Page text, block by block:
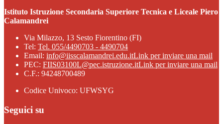
Istituto Istruzione Secondaria Superiore Tecnica e Liceale Piero
Calamandrei
Via Milazzo, 13 Sesto Fiorentino (FI)
Tel: Tel. 055/4490703 - 4490704
Email: info@iisscalamandrei.edu.itLink per inviare una mail
PEC: FIIS03100L@pec.istruzione.itLink per inviare una mail
C.F.: 94248700489
Codice Univoco: UFWSYG
Seguici su